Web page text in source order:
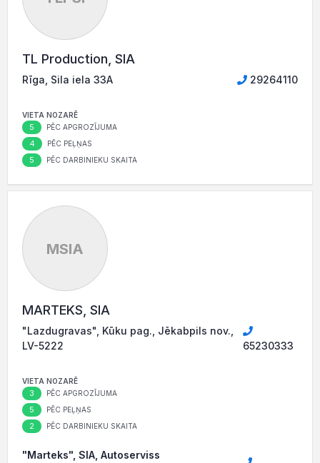
TL Production, SIA
Rīga, Sila iela 33A 29264110
VIETA NOZARĒ
5 PĒC APGROZĪJUMA
4 PĒC PEĻŅAS
5 PĒC DARBINIEKU SKAITA
MSIA
MARTEKS, SIA
"Lazdugravas", Kūku pag., Jēkabpils nov.,
LV-5222
65230333
VIETA NOZARĒ
3 PĒC APGROZĪJUMA
5 PĒC PEĻŅAS
2 PĒC DARBINIEKU SKAITA
"Marteks", SIA, Autoserviss